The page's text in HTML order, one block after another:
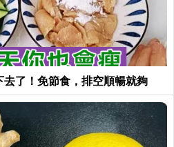
了！免節食，排空順暢就夠